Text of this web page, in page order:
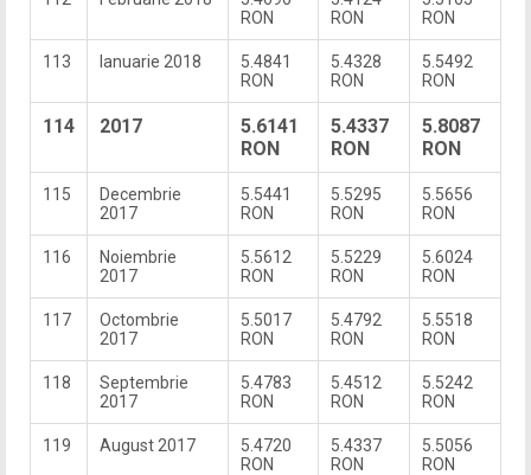
RON
RON
RON
113 Ianuarie 2018
5.4841
RON
5.4328
RON
5.5492
RON
114 2017
5.6141
RON
5.4337
RON
5.8087
RON
115
Decembrie
2017
5.5441
RON
5.5295
RON
5.5656
RON
116
Noiembrie
2017
5.5612
RON
5.5229
RON
5.6024
RON
117
Octombrie
2017
5.5017
RON
5.4792
RON
5.5518
RON
118
Septembrie
2017
5.4783
RON
5.4512
RON
5.5242
RON
119 August 2017
5.4720
RON
5.4337
RON
5.5056
RON